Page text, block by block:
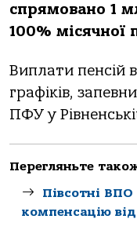
спрямовано 1
100% місячної
Виплати пенсій
графіків,
ПФУ у
Перегляньте
Півсотні
компенсацію